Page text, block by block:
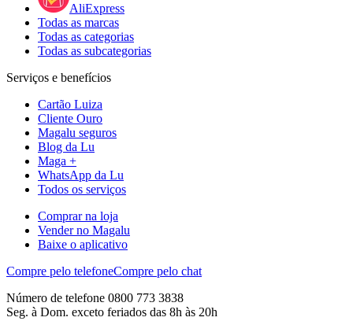
AliExpress
Todas as marcas
Todas as categorias
Todas as subcategorias
Serviços e benefícios
Cartão Luiza
Cliente Ouro
Magalu seguros
Blog da Lu
Maga +
WhatsApp da Lu
Todos os serviços
Comprar na loja
Vender no Magalu
Baixe o aplicativo
Compre pelo telefoneCompre pelo chat
Número de telefone 0800 773 3838
Seg. à Dom. exceto feriados das 8h às 20h